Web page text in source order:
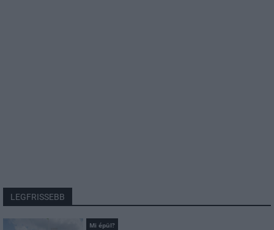
LEGFRISSEBB
Mi épül?